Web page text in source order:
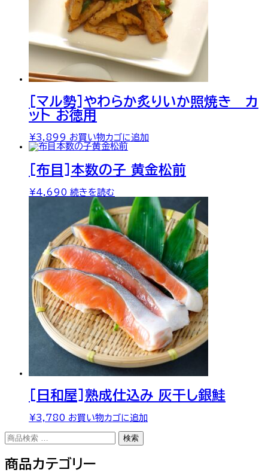
[マル勢]やわらか炙りいか照焼き カ
ット お徳用
¥3,899 お買い物カゴに追加
[布目]本数の子 黄金松前
¥4,690 続きを読む
[日和屋]熟成仕込み 灰干し銀鮭
¥3,780 お買い物カゴに追加
検
索
象:
検索
商品カテゴリー